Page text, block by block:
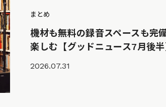
まとめ
機材も無料の録音スペースも完
楽しむ【グッドニュース7月後半
2026.07.31